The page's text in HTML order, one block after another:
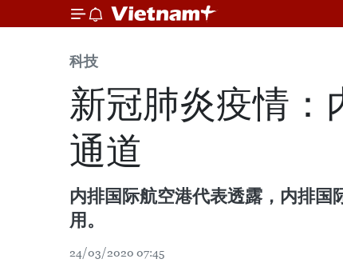
科技
新冠肺炎疫情：
通道
内排国际航空港代表透露，内排
用。
24/03/2020 07:45